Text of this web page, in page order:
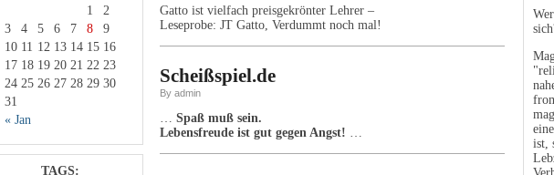
« Jan
1
2
3
4 5 6 7 8
9
10 11 12 13 14 15 16
17 18 19 20 21 22 23
24 25 26 27 28 29 30
31
TAGS:
Gatto ist vielfach preisgekrönter Lehrer –
Leseprobe: JT Gatto, Verdummt noch mal!
Scheißspiel.de
By admin
… Spaß muß sein.
Lebensfreude ist gut gegen Angst! …
ist,